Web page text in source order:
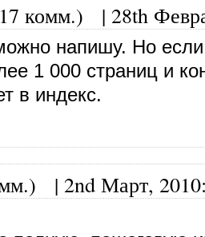
комм.) | 28th
напишу. Но
1 000 страниц и
в индекс.
| 2nd Март, 2010